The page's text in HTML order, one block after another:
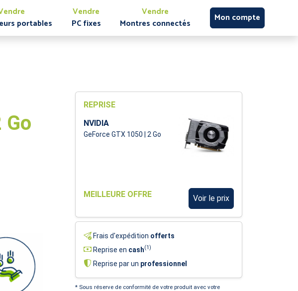
portables
Vendre
PC fixes
Vendre
Montres connectés
Mon compte
Go
REPRISE
NVIDIA
GeForce GTX 1050 | 2 Go
MEILLEURE OFFRE Voir le prix
Frais d'expédition offerts
Reprise en cash(1)
Reprise par un professionnel
* Sous réserve de conformité de votre produit avec votre